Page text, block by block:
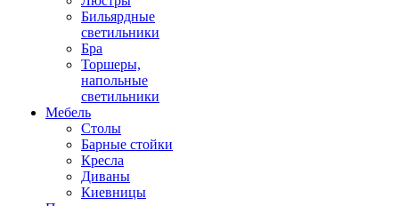
Бильярдные
светильники
Бра
Торшеры,
напольные
светильники
Мебель
Столы
Барные стойки
Кресла
Диваны
Киевницы